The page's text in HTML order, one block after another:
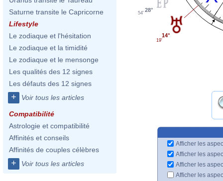
Saturne transite le Capricorne
Lifestyle
Le zodiaque et l'hésitation
Le zodiaque et la timidité
Le zodiaque et le mensonge
Les qualités des 12 signes
Les défauts des 12 signes
+ Voir tous les articles
Compatibilité
Astrologie et compatibilité
Affinités et conseils
Affinités de couples célèbres
+ Voir tous les articles
28°
54'
14°
19'
Afficher les
Afficher les
Afficher les
Afficher les